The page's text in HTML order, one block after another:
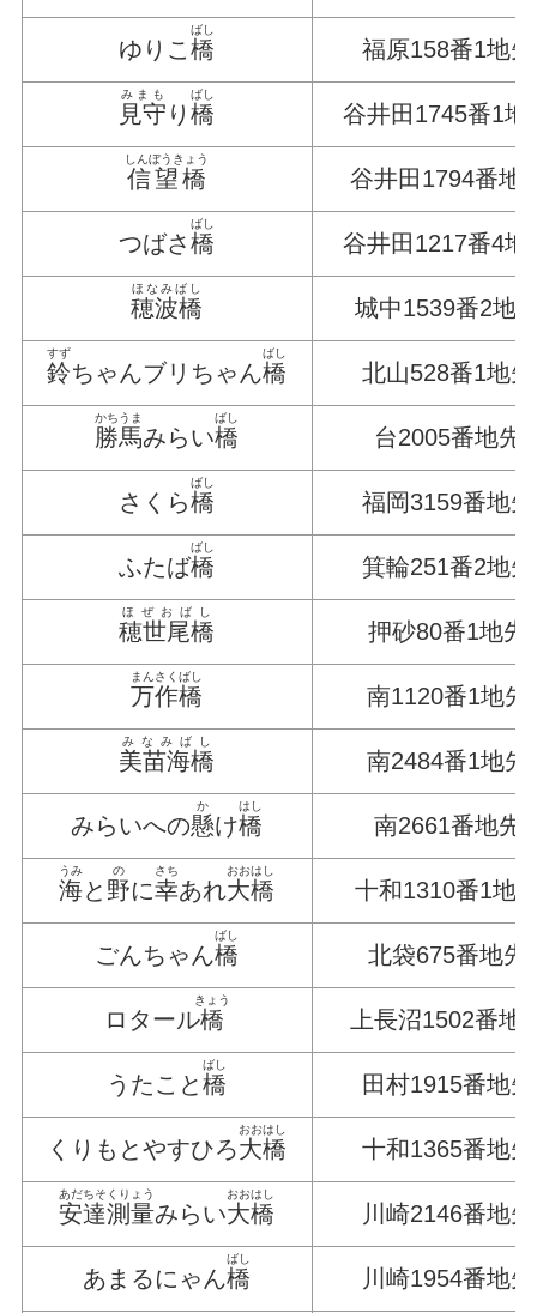
ゆりこ橋
ばし
福原158番1地先
見守
みまも
り橋
ばし
谷井田1745番1地
信望橋
しんぼうきょう
谷井田1794番地
つばさ橋
ばし
谷井田1217番4地
穂波橋
ほなみばし
城中1539番2地
鈴
すず
ちゃんブリちゃん橋
ばし
北山528番1地先
勝馬
かちうま
みらい橋
ばし
台2005番地先
さくら橋
ばし
福岡3159番地先
ふたば橋
ばし
箕輪251番2地先
穂世尾橋
ほぜおばし
押砂80番1地先
万作橋
まんさくばし
南1120番1地先
美苗海橋
みなみばし
南2484番1地先
みらいへの懸
か
け橋
はし
南2661番地先
海
うみ
と 野
の
に幸
さち
あれ大橋
おおはし
十和1310番1地
ごんちゃん橋
ばし
北袋675番地先
ロタール橋
きょう
上長沼1502番地
うたこと橋
ばし
田村1915番地先
くりもとやすひろ大橋
おおはし
十和1365番地先
安達測量
あだちそくりょう
みらい大橋
おおはし
川崎2146番地先
あまるにゃん橋
ばし
川崎1954番地先